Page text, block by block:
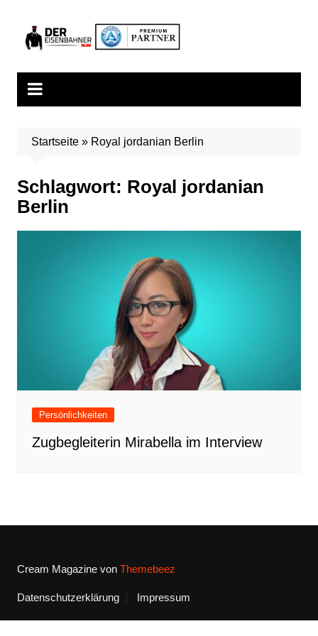
springen
Startseite» Royal jordanian Berlin
Schlagwort: Royal jordanian
Berlin
Persönlichkeiten
Zugbegleiterin Mirabella im Interview
Cream Magazine von Themebeez
Datenschutzerklärung Impressum